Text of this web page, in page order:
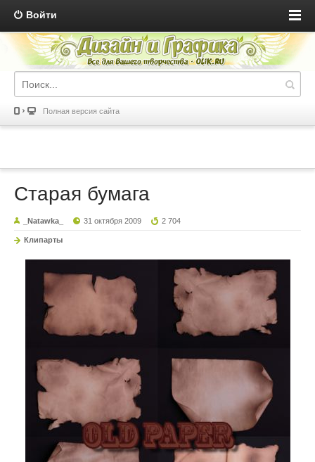
Войти
Полная версия сайта
Старая бумага
_Natawka_ 31 октября 2009 2 704
Клипарты